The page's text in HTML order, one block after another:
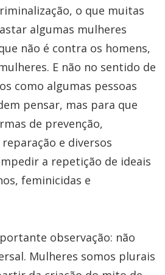
o que muitas
algumas mulheres
não é contra os homens,
E não no sentido de
como algumas pessoas
pensar, mas para que
de prevenção,
e diversos
a repetição de ideais
feminicidas e
observação: não
Mulheres somos plurais